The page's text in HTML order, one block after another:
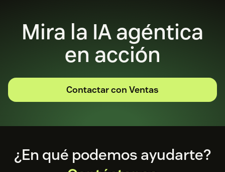
Mira la IA agéntica
en acción
Contactar con Ventas
Footer
¿En qué podemos ayudarte?